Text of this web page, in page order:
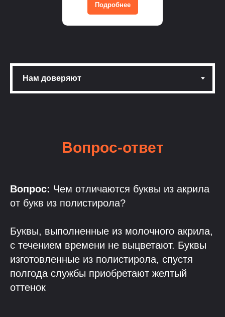
Подробнее
Вопрос-ответ
Вопрос: Чем отличаются буквы из акрила
от букв из полистирола?
Буквы, выполненные из молочного акрила,
с течением времени не выцветают. Буквы
изготовленные из полистирола, спустя
полгода службы приобретают желтый
оттенок